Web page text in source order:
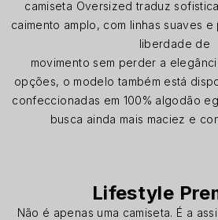
camiseta Oversized traduz
caimento amplo, com linhas suaves
liberdade de
movimento sem perder a
opções, o modelo também está
confeccionadas em 100% algodão
busca ainda mais maciez e
Lifestyle
Não é apenas uma camiseta. É a